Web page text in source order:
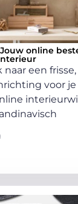
online
naar een
voor je